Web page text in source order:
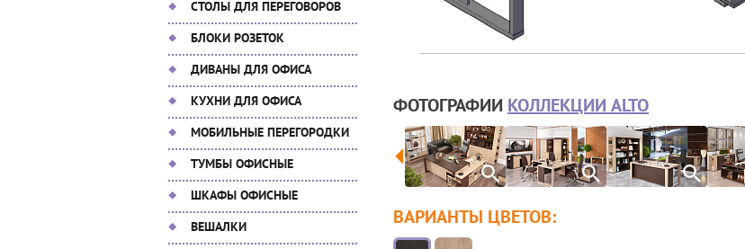
СТОЛЫ ДЛЯ ПЕРЕГОВОРОВ
БЛОКИ РОЗЕТОК
ДИВАНЫ ДЛЯ ОФИСА
КУХНИ ДЛЯ ОФИСА
МОБИЛЬНЫЕ ПЕРЕГОРОДКИ
ТУМБЫ ОФИСНЫЕ
ШКАФЫ ОФИСНЫЕ
ВЕШАЛКИ
ФОТОГРАФИИ КОЛЛЕКЦИИ ALTO
ВАРИАНТЫ ЦВЕТОВ: